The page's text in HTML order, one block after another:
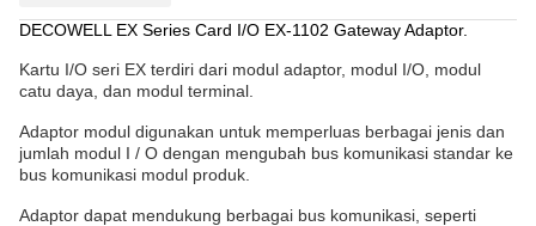
DECOWELL EX Series Card I/O EX-1102 Gateway Adaptor.
Kartu I/O seri EX terdiri dari modul adaptor, modul I/O, modul
catu daya, dan modul terminal.
Adaptor modul digunakan untuk memperluas berbagai jenis dan
jumlah modul I / O dengan mengubah bus komunikasi standar ke
bus komunikasi modul produk.
Adaptor dapat mendukung berbagai bus komunikasi, seperti